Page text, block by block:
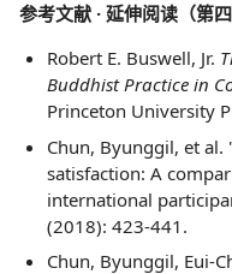
参考文献 · 延伸阅读（第四
Robert E. Buswell, Jr.
Buddhist Practice in
Princeton University
Chun, Byunggil, et
satisfaction: A
international
(2018): 423-441.
Chun, Byunggil, Eui-